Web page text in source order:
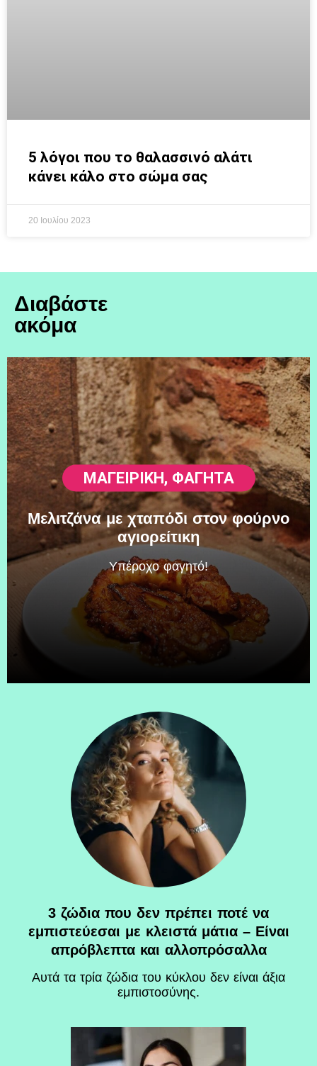
5 λόγοι που το θαλασσινό αλάτι
κάνει κάλο στο σώμα σας
20 Ιουλίου 2023
Διαβάστε
ακόμα
ΜΑΓΕΙΡΙΚΗ, ΦΑΓΗΤΆ
Μελιτζάνα με χταπόδι στον φούρνο
αγιορείτικη
Υπέροχο φαγητό!
3 ζώδια που δεν πρέπει ποτέ να
εμπιστεύεσαι με κλειστά μάτια – Είναι
απρόβλεπτα και αλλοπρόσαλλα
Αυτά τα τρία ζώδια του κύκλου δεν είναι άξια
εμπιστοσύνης.